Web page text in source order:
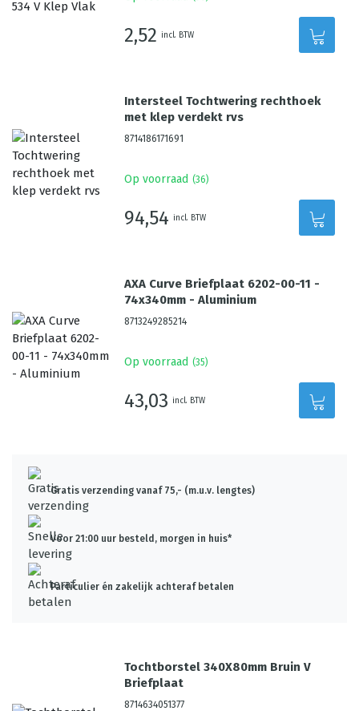
2,52 incl. BTW
Intersteel Tochtwering rechthoek
met klep verdekt rvs
8714186171691
Op voorraad (36)
94,54 incl. BTW
AXA Curve Briefplaat 6202-00-11 -
74x340mm - Aluminium
8713249285214
Op voorraad (35)
43,03 incl. BTW
Gratis verzending vanaf 75,- (m.u.v. lengtes)
Voor 21:00 uur besteld, morgen in huis*
Particulier én zakelijk achteraf betalen
Tochtborstel 340X80mm Bruin V
Briefplaat
8714634051377